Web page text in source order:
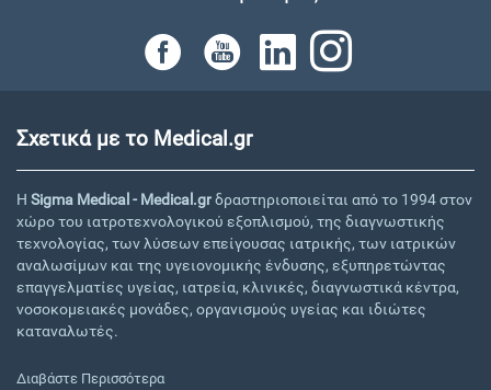
Σχετικά με το Medical.gr
Η Sigma Medical - Medical.grδραστηριοποιείται από το 1994 στον
χώρο του ιατροτεχνολογικού εξοπλισμού, της διαγνωστικής
τεχνολογίας, των λύσεων επείγουσας ιατρικής, των ιατρικών
αναλωσίμων και της υγειονομικής ένδυσης, εξυπηρετώντας
επαγγελματίες υγείας, ιατρεία, κλινικές, διαγνωστικά κέντρα,
νοσοκομειακές μονάδες, οργανισμούς υγείας και ιδιώτες
καταναλωτές.
Διαβάστε Περισσότερα